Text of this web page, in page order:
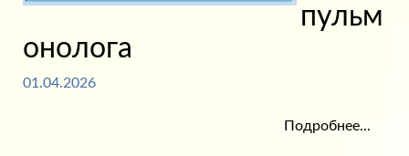
пульм
онолога
01.04.2026
Подробнее...